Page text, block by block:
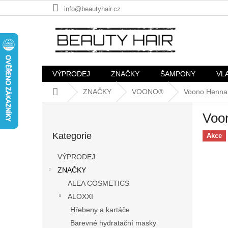
na
info@beautyhair.cz
VÝPRODEJ ZNAČKY ŠAMPONY
Domů ZNAČKY VOONO® Voono
kategorie
Kategorie
VÝPRODEJ
ZNAČKY
ALEA COSMETICS
ALOXXI
Hřebeny a kartáče
Barevné hydratační masky
Akce